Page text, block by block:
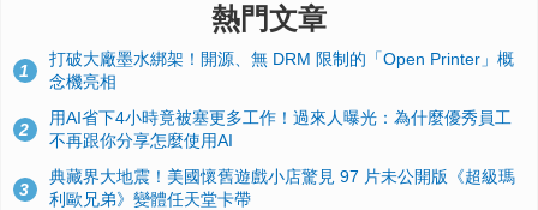
熱門文章
1
打破大廠墨水綁架！開源、無 DRM 限制的「Open Printer」概
念機亮相
2
用AI省下4小時竟被塞更多工作！過來人曝光：為什麼優秀員工
不再跟你分享怎麼使用AI
3
典藏界大地震！美國懷舊遊戲小店驚見 97 片未公開版《超級瑪
利歐兄弟》變體任天堂卡帶